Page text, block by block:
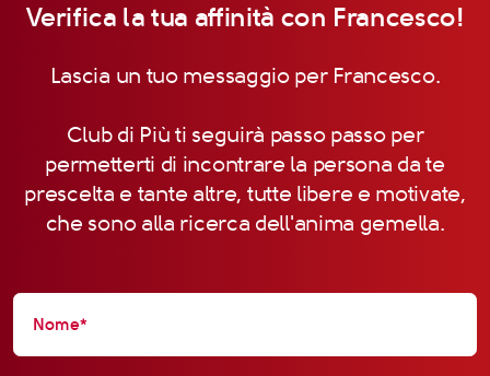
Verifica la tua affinità con Francesco!
Lascia un tuo messaggio per Francesco.
Club di Più ti seguirà passo passo per
permetterti di incontrare la persona da te
prescelta e tante altre, tutte libere e motivate,
che sono alla ricerca dell'anima gemella.